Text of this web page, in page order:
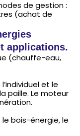
de gestion :
(achat de
applications.
(chauffe-eau,
et le
paille. Le moteur
bois-énergie, le